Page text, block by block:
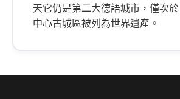
天它仍是第二大德語城市，僅次
中心古城區被列為世界遺產。